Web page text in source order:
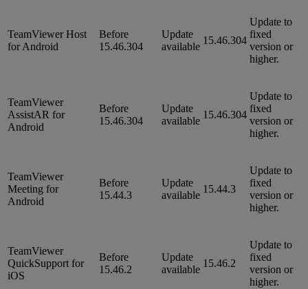
TeamViewer Host
for Android
Before
15.46.304
Update
available
15.46.304
Update to
fixed
version or
higher.
TeamViewer
AssistAR for
Android
Before
15.46.304
Update
available
15.46.304
Update to
fixed
version or
higher.
TeamViewer
Meeting for
Android
Before
15.44.3
Update
available
15.44.3
Update to
fixed
version or
higher.
TeamViewer
QuickSupport for
iOS
Before
15.46.2
Update
available
15.46.2
Update to
fixed
version or
higher.